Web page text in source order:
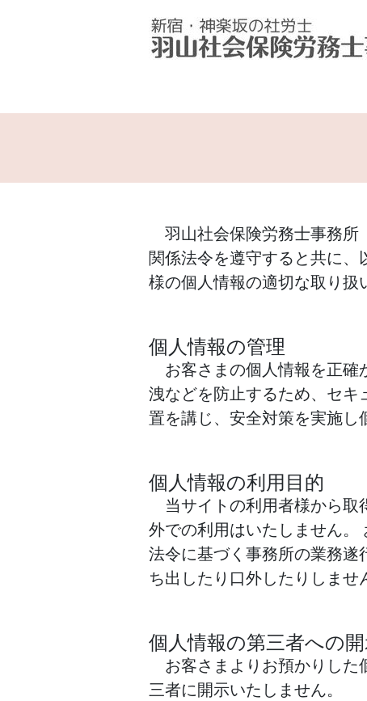
羽山社会保険労務士事務所
関係法令を遵守すると共に
様の個人情報の適切な取り扱
個人情報の管理
お客さまの個人情報を正確
洩などを防止するため、セ
置を講じ、安全対策を実施し
個人情報の利用目的
当サイトの利用者様から取
外での利用はいたしません
法令に基づく事務所の業務
ち出したり口外したりしませ
個人情報の第三者への
お客さまよりお預かりした
三者に開示いたしません。